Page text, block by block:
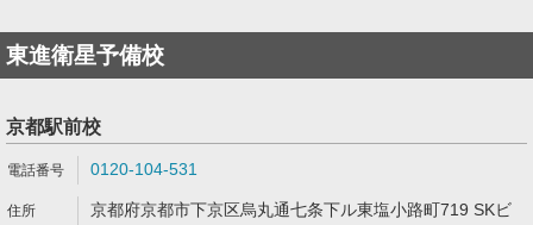
東進衛星予備校
京都駅前校
0120-104-531
京都府京都市下京区烏丸通七条下ル東塩小路町719 SKビ